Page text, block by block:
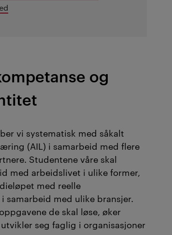
og
vi systematisk med såkalt
(AIL) i samarbeid med flere
Studentene våre skal
med arbeidslivet i ulike former,
med reelle
samarbeid med ulike bransjer.
de skal løse, øker
seg faglig i organisasjoner